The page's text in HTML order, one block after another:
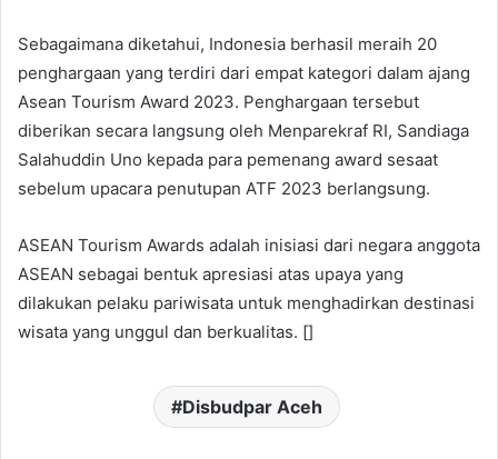
Sebagaimana diketahui, Indonesia berhasil meraih 20
penghargaan yang terdiri dari empat kategori dalam ajang
Asean Tourism Award 2023. Penghargaan tersebut
diberikan secara langsung oleh Menparekraf RI, Sandiaga
Salahuddin Uno kepada para pemenang award sesaat
sebelum upacara penutupan ATF 2023 berlangsung.
ASEAN Tourism Awards adalah inisiasi dari negara anggota
ASEAN sebagai bentuk apresiasi atas upaya yang
dilakukan pelaku pariwisata untuk menghadirkan destinasi
wisata yang unggul dan berkualitas. []
Disbudpar Aceh